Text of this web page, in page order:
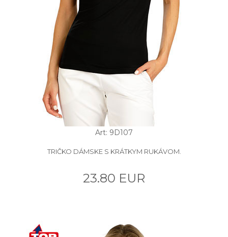
Art: 9D107
TRIČKO DÁMSKE S KRÁTKYM RUKÁVOM.
23.80 EUR